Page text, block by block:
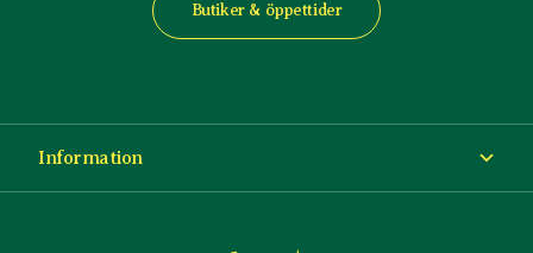
Butiker & öppettider
Information